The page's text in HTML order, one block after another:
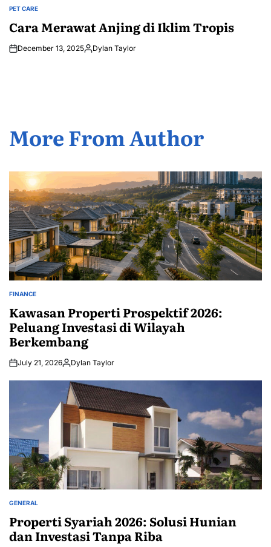
POSTED
PET CARE
Cara Merawat Anjing di Iklim Tropis
December 13, 2025Posted
Dylan Taylor
More From Author
POSTED
FINANCE
Kawasan Properti Prospektif 2026:
Peluang Investasi di Wilayah
Berkembang
July 21, 2026Posted
Dylan Taylor
POSTED
GENERAL
Properti Syariah 2026: Solusi Hunian
dan Investasi Tanpa Riba